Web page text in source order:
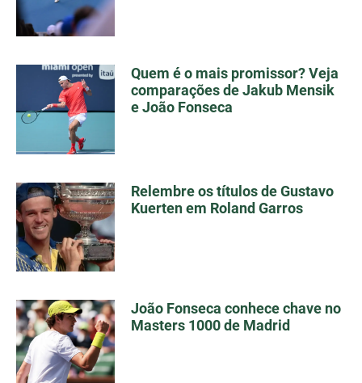
Quem é o mais promissor? Veja
comparações de Jakub Mensik
e João Fonseca
Relembre os títulos de Gustavo
Kuerten em Roland Garros
João Fonseca conhece chave no
Masters 1000 de Madrid